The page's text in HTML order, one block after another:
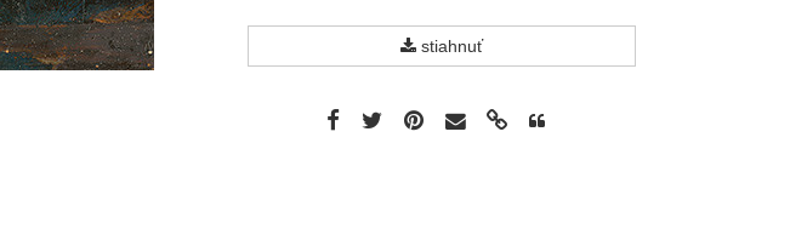
stiahnuť